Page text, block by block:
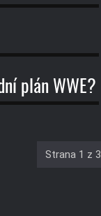
plán WWE?
Strana 1 z 3